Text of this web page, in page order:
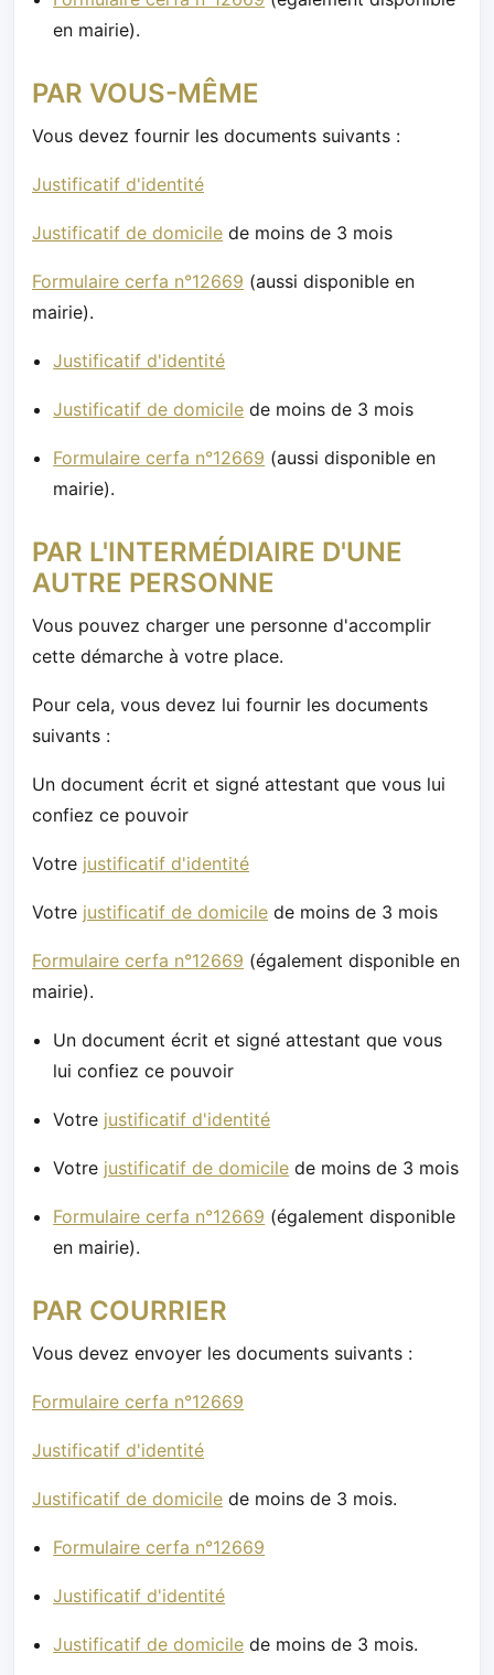
en mairie).
PAR VOUS-MÊME
Vous devez fournir les documents suivants :
Justificatif d'identité
Justificatif de domicile de moins de 3 mois
Formulaire cerfa n°12669 (aussi disponible en
mairie).
Justificatif d'identité
Justificatif de domicile de moins de 3 mois
Formulaire cerfa n°12669 (aussi disponible en
mairie).
PAR L'INTERMÉDIAIRE D'UNE
AUTRE PERSONNE
Vous pouvez charger une personne d'accomplir
cette démarche à votre place.
Pour cela, vous devez lui fournir les documents
suivants :
Un document écrit et signé attestant que vous lui
confiez ce pouvoir
Votre justificatif d'identité
Votre justificatif de domicile de moins de 3 mois
Formulaire cerfa n°12669 (également disponible en
mairie).
Un document écrit et signé attestant que vous
lui confiez ce pouvoir
Votre justificatif d'identité
Votre justificatif de domicile de moins de 3 mois
Formulaire cerfa n°12669 (également disponible
en mairie).
PAR COURRIER
Vous devez envoyer les documents suivants :
Formulaire cerfa n°12669
Justificatif d'identité
Justificatif de domicile de moins de 3 mois.
Formulaire cerfa n°12669
Justificatif d'identité
Justificatif de domicile de moins de 3 mois.